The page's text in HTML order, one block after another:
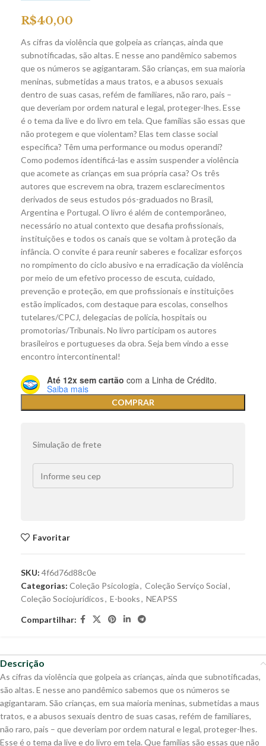
R$40,00
As cifras da violência que golpeia as crianças, ainda que
subnotificadas, são altas. E nesse ano pandêmico sabemos
que os números se agigantaram. São crianças, em sua maioria
meninas, submetidas a maus tratos, e a abusos sexuais
dentro de suas casas, refém de familiares, não raro, pais –
que deveriam por ordem natural e legal, proteger-lhes. Esse
é o tema da live e do livro em tela. Que famílias são essas que
não protegem e que violentam? Elas tem classe social
especifica? Têm uma performance ou modus operandi?
Como podemos identificá-las e assim suspender a violência
que acomete as crianças em sua própria casa? Os três
autores que escrevem na obra, trazem esclarecimentos
derivados de seus estudos pós-graduados no Brasil,
Argentina e Portugal. O livro é além de contemporâneo,
necessário no atual contexto que desafia profissionais,
instituições e todos os canais que se voltam à proteção da
infância. O convite é para reunir saberes e focalizar esforços
no rompimento do ciclo abusivo e na erradicação da violência
por meio de um efetivo processo de escuta, cuidado,
prevenção e proteção, em que profissionais e instituições
estão implicados, com destaque para escolas, conselhos
tutelares/CPCJ, delegacias de polícia, hospitais ou
promotorias/Tribunais. No livro participam os autores
brasileiros e portugueses da obra. Seja bem vindo a esse
encontro intercontinental!
Até 12x sem cartão com a Linha de Crédito.
Saiba mais
COMPRAR
Simulação de frete
Favoritar
SKU: 4f6d76d88c0e
Categorias: Coleção Psicologia, Coleção Serviço Social,
Coleção Sociojurídicos, E-books, NEAPSS
Compartilhar:
Descrição
As cifras da violência que golpeia as crianças, ainda que subnotificadas,
são altas. E nesse ano pandêmico sabemos que os números se
agigantaram. São crianças, em sua maioria meninas, submetidas a maus
tratos, e a abusos sexuais dentro de suas casas, refém de familiares,
não raro, pais – que deveriam por ordem natural e legal, proteger-lhes.
Esse é o tema da live e do livro em tela. Que famílias são essas que não